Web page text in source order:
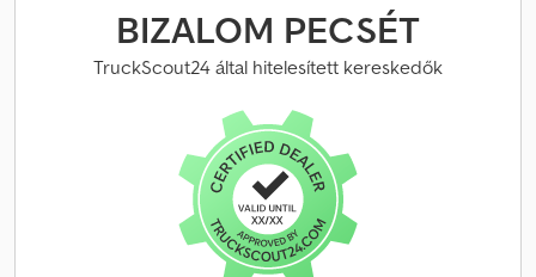
490,00 EUR, áfa nélkül. Regisztráljon ingyenesen, és licitáljon!
Dcjdjzqqkxjpfx Aa Dok Itt találja az aukciót: ----- ----- Izgalmas
online aukció! Kezdje meg a licitálást MOST! ab-auction
BIZALOM PECSÉT
TruckScout24 által hitelesített kereskedők